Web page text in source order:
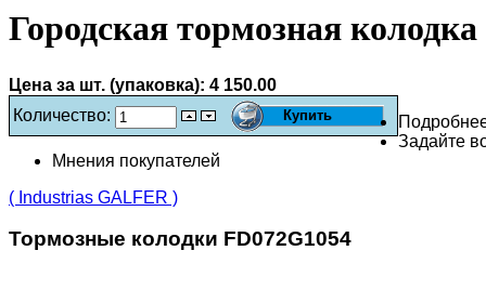
Городская тормозная
Цена за шт. (упаковка): 4 150.00
Количество:
Задайте
Мнения покупателей
( Industrias GALFER )
Тормозные колодки FD072G1054